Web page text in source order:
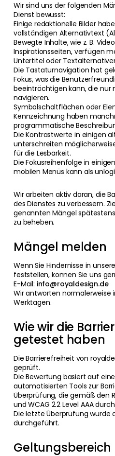
Wir sind uns der folgenden
Dienst bewusst:
Einige redaktionelle Bilder
vollständigen Alternativtext
Bewegte Inhalte, wie z. B.
Inspirationsseiten, verfügen
Untertitel oder
Die Tastaturnavigation hat
Fokus, was die
beeinträchtigen kann, die nur
navigieren.
Symbolschaltflächen oder
Kennzeichnung haben
programmatische
Die Kontrastwerte in einigen
unterschreiten
für die Lesbarkeit.
Die Fokusreihenfolge in
mobilen Menüs kann als
Wir arbeiten aktiv daran, die
des Dienstes zu verbessern.
genannten Mängel
zu beheben.
Mängel melden
Wenn Sie Hindernisse in
feststellen, können Sie uns
E-Mail: info@royaldesign.de
Wir antworten normalerweise
Werktagen.
Wie wir die
getestet haben
Die Barrierefreiheit von
geprüft.
Die Bewertung basiert auf
automatisierten Tools zur
Überprüfung, die gemäß den
und WCAG 2.2 Level AAA
Die letzte Überprüfung wurde
durchgeführt.
Geltungsbereich